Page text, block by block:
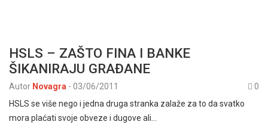
HSLS – ZAŠTO FINA I BANKE
ŠIKANIRAJU GRAĐANE
Autor Novagra - 03/06/2011
0
HSLS se više nego i jedna druga stranka zalaže za to da svatko
mora plaćati svoje obveze i dugove ali…